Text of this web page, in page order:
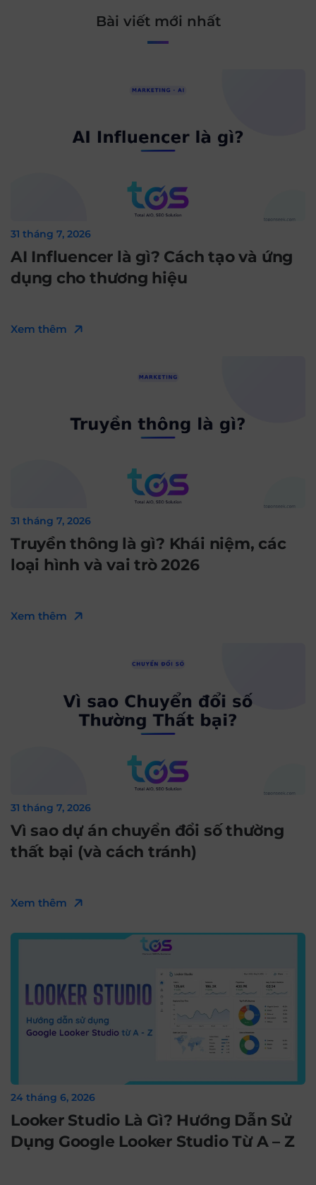
Bài viết mới nhất
31 tháng 7, 2026
AI Influencer là gì? Cách tạo và ứng
dụng cho thương hiệu
Xem thêm
31 tháng 7, 2026
Truyền thông là gì? Khái niệm, các
loại hình và vai trò 2026
Xem thêm
31 tháng 7, 2026
Vì sao dự án chuyển đổi số thường
thất bại (và cách tránh)
Xem thêm
24 tháng 6, 2026
Looker Studio Là Gì? Hướng Dẫn Sử
Dụng Google Looker Studio Từ A – Z